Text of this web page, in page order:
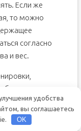
Если же
то можно
согласно
и вес.
блюдом,
съесть
удобства
вы соглашаетесь
OK